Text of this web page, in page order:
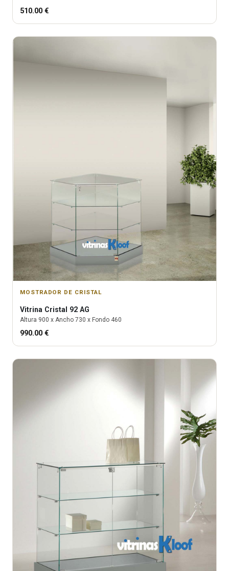
510.00 €
MOSTRADOR DE CRISTAL
Vitrina Cristal 92 AG
Altura 900 x Ancho 730 x Fondo 460
990.00 €